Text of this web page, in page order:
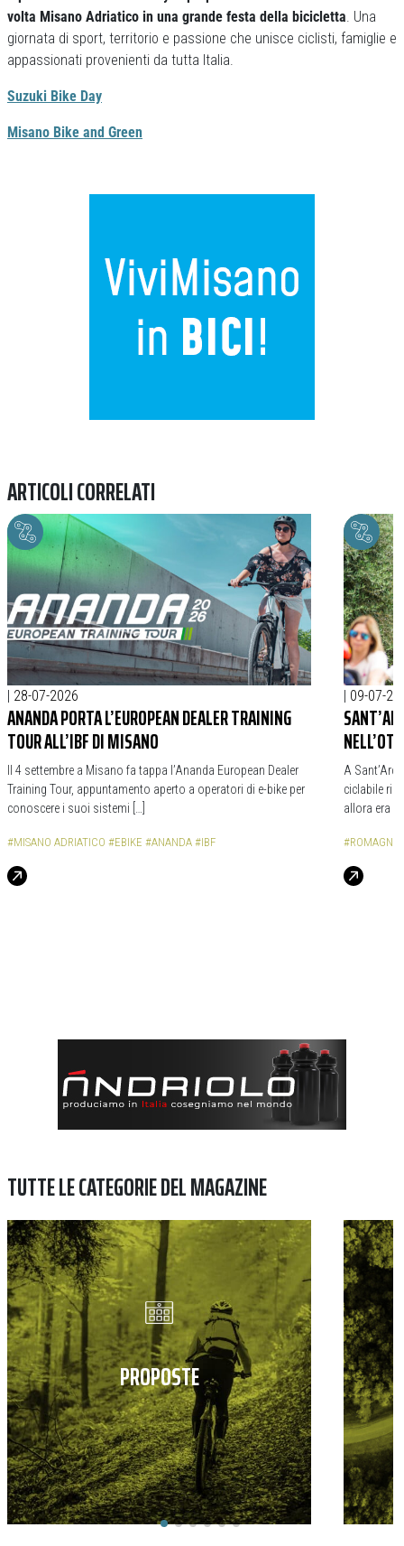
volta Misano Adriatico in una grande festa della bicicletta. Una
giornata di sport, territorio e passione che unisce ciclisti, famiglie e
appassionati provenienti da tutta Italia.
Suzuki Bike Day
Misano Bike and Green
ARTICOLI CORRELATI
| 28-07-2026
ANANDA PORTA L’EUROPEAN DEALER TRAINING
TOUR ALL’IBF DI MISANO
Il 4 settembre a Misano fa tappa l’Ananda European Dealer
Training Tour, appuntamento aperto a operatori di e-bike per
conoscere i suoi sistemi […]
#MISANO ADRIATICO #EBIKE #ANANDA #IBF
| 09-07-
A
ciclabile
allora era
#ROMAGNA
TUTTE LE CATEGORIE DEL MAGAZINE
PROPOSTE